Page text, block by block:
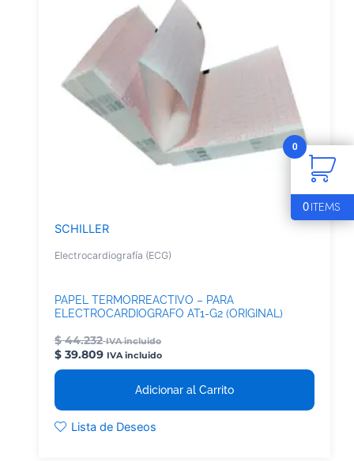
SCHILLER
Electrocardiografía (ECG)
PAPEL TERMORREACTIVO – PARA
ELECTROCARDIOGRAFO AT1-G2 (ORIGINAL)
$44.232 IVA incluido
$ 39.809 IVA incluido
Adicionar al Carrito
Lista de Deseos
0
0ITEMS